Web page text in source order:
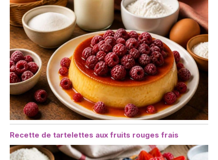
Recette de tartelettes aux fruits rouges frais